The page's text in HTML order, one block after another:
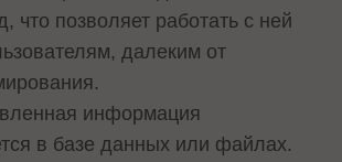
что позволяет работать с ней
далеким от
информация
в базе данных или файлах.